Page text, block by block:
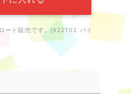
ード販売です。(922701 バイ